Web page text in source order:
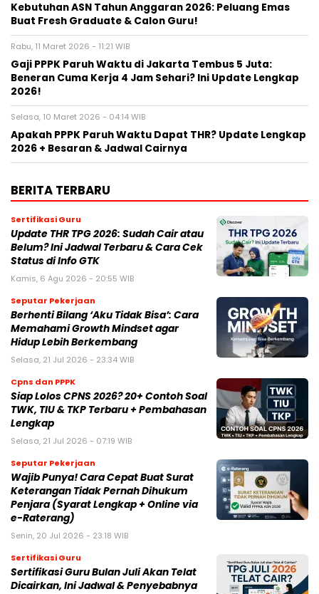
Kebutuhan ASN Tahun Anggaran 2026: Peluang Emas
Buat Fresh Graduate & Calon Guru!
Rabu, 11 Maret 2026 - 11:21 WIB
Gaji PPPK Paruh Waktu di Jakarta Tembus 5 Juta:
Beneran Cuma Kerja 4 Jam Sehari? Ini Update Lengkap
2026!
Selasa, 10 Maret 2026 - 04:14 WIB
Apakah PPPK Paruh Waktu Dapat THR? Update Lengkap
2026 + Besaran & Jadwal Cairnya
BERITA TERBARU
Sertifikasi Guru
Update THR TPG 2026: Sudah Cair atau
Belum? Ini Jadwal Terbaru & Cara Cek
Status di Info GTK
Kamis, 6 Agu 2026 - 20:55 WIB
Seputar Pekerjaan
Berhenti Bilang ‘Aku Tidak Bisa’: Cara
Memahami Growth Mindset agar
Hidup Lebih Berkembang
Selasa, 21 Jul 2026 - 23:34 WIB
Cpns dan PPPK
Siap Lolos CPNS 2026? 20+ Contoh Soal
TWK, TIU & TKP Terbaru + Pembahasan
Lengkap
Selasa, 21 Jul 2026 - 07:19 WIB
Seputar Pekerjaan
Wajib Punya! Cara Cepat Buat Surat
Keterangan Tidak Pernah Dihukum
Penjara (Syarat Lengkap + Online via
e-Raterang)
Senin, 20 Jul 2026 - 23:18 WIB
Sertifikasi Guru
Sertifikasi Guru Bulan Juli Akan Telat
Dicairkan, Ini Jadwal & Penyebabnya